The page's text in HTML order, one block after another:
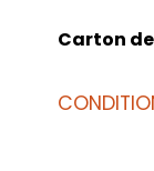
Carton